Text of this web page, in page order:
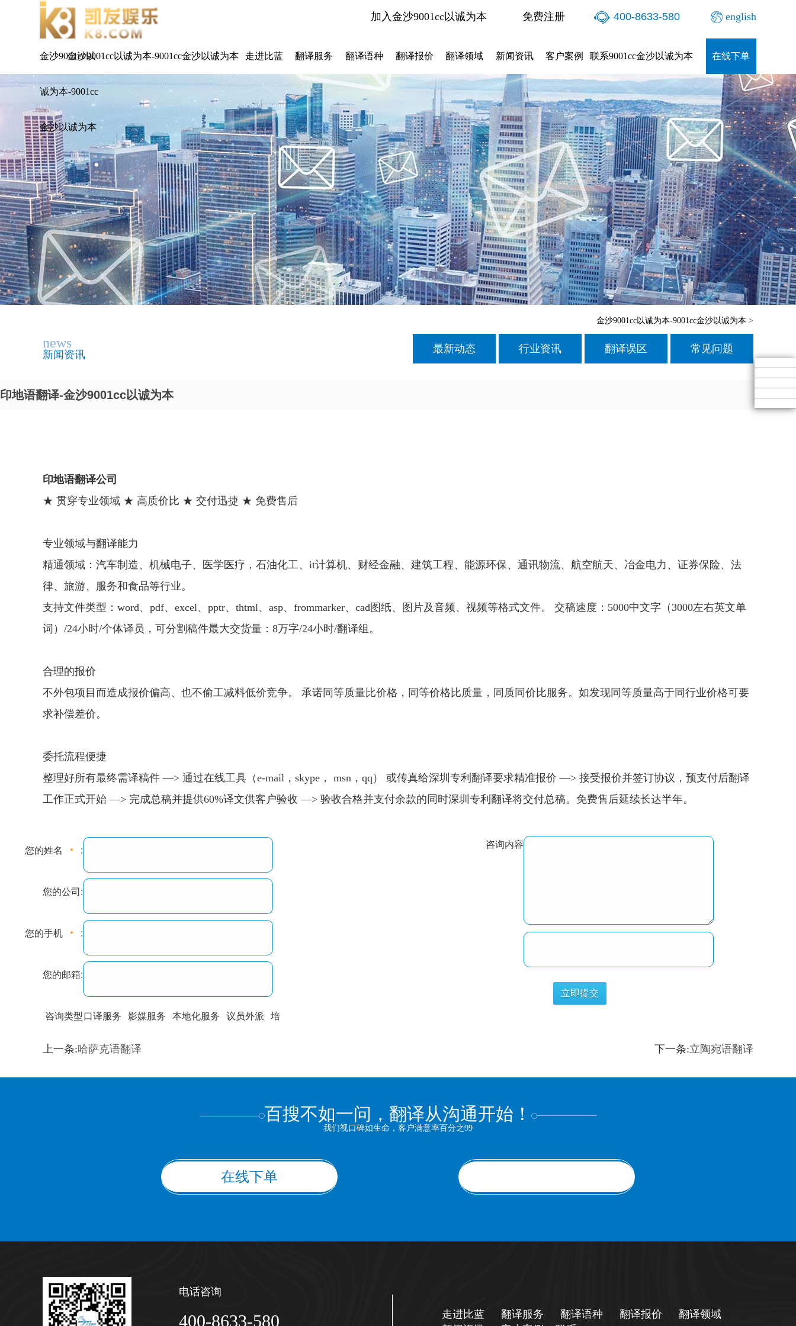
加入金沙9001cc以诚为本 免费注册 400-8633-580 english
金沙9001cc以
诚为本-9001cc
金沙以诚为本
金沙9001cc以诚为本-9001cc金沙以诚为本 走进比蓝 翻译服务 翻译语种 翻译报价 翻译领域 新闻资讯 客户案例 联系9001cc金沙以诚为本 在线下单
金沙9001cc以诚为本-9001cc金沙以诚为本 >
news
新闻资讯 最新动态 行业资讯 翻译误区 常见问题
印地语翻译-金沙9001cc以诚为本
印地语翻译公司
★ 贯穿专业领域 ★ 高质价比 ★ 交付迅捷 ★ 免费售后
专业领域与翻译能力
精通领域：汽车制造、机械电子、医学医疗，石油化工、it计算机、财经金融、建筑工程、能源环保、通讯物流、航空航天、冶金电力、证券保险、法
律、旅游、服务和食品等行业。
支持文件类型：word、pdf、excel、pptr、thtml、asp、frommarker、cad图纸、图片及音频、视频等格式文件。 交稿速度：5000中文字（3000左右英文单
词）/24小时/个体译员，可分割稿件最大交货量：8万字/24小时/翻译组。
合理的报价
不外包项目而造成报价偏高、也不偷工减料低价竞争。 承诺同等质量比价格，同等价格比质量，同质同价比服务。如发现同等质量高于同行业价格可要
求补偿差价。
委托流程便捷
整理好所有最终需译稿件 —> 通过在线工具（e-mail，skype， msn，qq） 或传真给深圳专利翻译要求精准报价 —> 接受报价并签订协议，预支付后翻译
工作正式开始 —> 完成总稿并提供60%译文供客户验收 —> 验收合格并支付余款的同时深圳专利翻译将交付总稿。免费售后延续长达半年。
您的姓名 :
您的公司:
您的手机 :
您的邮箱:
咨询类型口译服务 影媒服务 本地化服务 议员外派 培
训翻译 标准级
咨询内容
上一条:哈萨克语翻译 下一条:立陶宛语翻译
百搜不如一问，翻译从沟通开始！
我们视口碑如生命，客户满意率百分之99
在线下单
电话咨询
400-8633-580 走进比蓝 翻译服务 翻译语种 翻译报价
翻译领域